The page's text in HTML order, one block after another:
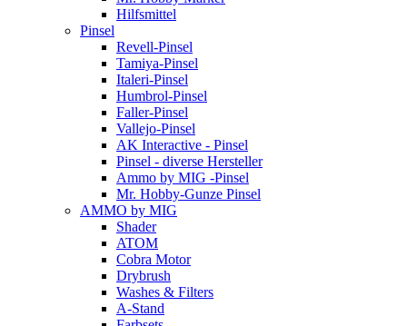
Hilfsmittel
Pinsel
Revell-Pinsel
Tamiya-Pinsel
Italeri-Pinsel
Humbrol-Pinsel
Faller-Pinsel
Vallejo-Pinsel
AK Interactive - Pinsel
Pinsel - diverse Hersteller
Ammo by MIG -Pinsel
Mr. Hobby-Gunze Pinsel
AMMO by MIG
Shader
ATOM
Cobra Motor
Drybrush
Washes & Filters
A-Stand